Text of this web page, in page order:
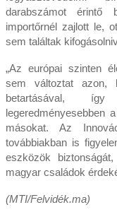
darabszámot érintő
importőrnél zajlott le,
sem találtak
„Az európai szinten
sem változtat azon,
betartásával,
legeredményesebben
másokat. Az
továbbiakban is
eszközök
magyar családok
(MTI/Felvidék.ma)